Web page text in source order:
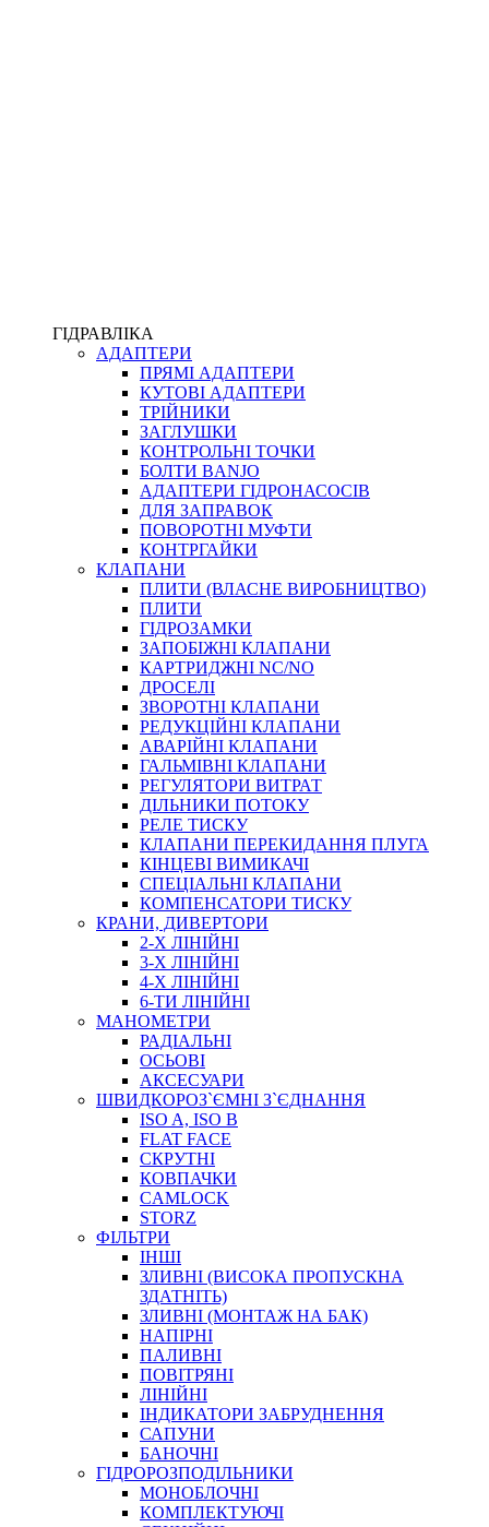
ФІТИНГИ ДІАГНОСТИЧНІ
АКСЕСУАРИ
ТРУБКИ ТА КОМПЛЕКТУЮЧІ
ФІТИНГИ ГІДРАВЛІЧНІ
ФІТИНГИ КОНДИЦІОНЕРНІ
ЗАХИСТ РУКАВІВ
ФІТИНГИ KARCHER
ФІТИНГИ НА ПІДЙОМ КАБІНИ
КОНЕКТОРИ
ХОМУТИ
ЧЕРВ`ЯЧНІ
ПРУЖИННІ
НЕЙЛОНОВІ
ПРОРЕЗИНЕНІ
АВТОТОВАРИ
АВТОХІМІЯ
ДОМКРАТИ
НАБОРИ ЗАПОБІЖНИКІВ, КЛЕМ, АКСЕСУАРІВ
НАСОСИ, КОМПРЕСОРИ, МАНОМЕТРИ
ПАСТА, АНТИСЕПТИК
ІНСТРУМЕНТ
САДОВИЙ ІНВЕНТАР
ЕЛЕКТРИЧНІ ПРИЛАДИ
ПАЛЬНИКИ, ПАЯЛЬНИКИ, ПАЯЛЬНІ ЛАМПИ
ІНСТРУМЕНТИ ДЛЯ ЕЛЕКТРИКА
ЕЛЕКТРОІНСТРУМЕНТИ
ЗАМКИ І КОМПЛЕКТУЮЧІ
ІНСТРУМЕНТИ ДЛЯ ЗВАРЮВАННЯ, АКСЕСУАРИ
ГІДРАВЛІКА
АДАПТЕРИ
ПРЯМІ АДАПТЕРИ
КУТОВІ АДАПТЕРИ
ТРІЙНИКИ
ЗАГЛУШКИ
КОНТРОЛЬНІ ТОЧКИ
БОЛТИ BANJO
АДАПТЕРИ ГІДРОНАСОСІВ
ДЛЯ ЗАПРАВОК
ПОВОРОТНІ МУФТИ
КОНТРГАЙКИ
КЛАПАНИ
ПЛИТИ (ВЛАСНЕ ВИРОБНИЦТВО)
ПЛИТИ
ГІДРОЗАМКИ
ЗАПОБІЖНІ КЛАПАНИ
КАРТРИДЖНІ NC/NO
ДРОСЕЛІ
ЗВОРОТНІ КЛАПАНИ
РЕДУКЦІЙНІ КЛАПАНИ
АВАРІЙНІ КЛАПАНИ
ГАЛЬМІВНІ КЛАПАНИ
РЕГУЛЯТОРИ ВИТРАТ
ДІЛЬНИКИ ПОТОКУ
РЕЛЕ ТИСКУ
КЛАПАНИ ПЕРЕКИДАННЯ ПЛУГА
КІНЦЕВІ ВИМИКАЧІ
СПЕЦІАЛЬНІ КЛАПАНИ
КОМПЕНСАТОРИ ТИСКУ
КРАНИ, ДИВЕРТОРИ
2-Х ЛІНІЙНІ
3-Х ЛІНІЙНІ
4-Х ЛІНІЙНІ
6-ТИ ЛІНІЙНІ
МАНОМЕТРИ
РАДІАЛЬНІ
ОСЬОВІ
АКСЕСУАРИ
ШВИДКОРОЗ`ЄМНІ З`ЄДНАННЯ
ISO A, ISO B
FLAT FACE
СКРУТНІ
КОВПАЧКИ
CAMLOCK
STORZ
ФІЛЬТРИ
ІНШІ
ЗЛИВНІ (ВИСОКА ПРОПУСКНА
ЗДАТНІТЬ)
ЗЛИВНІ (МОНТАЖ НА БАК)
НАПІРНІ
ПАЛИВНІ
ПОВІТРЯНІ
ЛІНІЙНІ
ІНДИКАТОРИ ЗАБРУДНЕННЯ
САПУНИ
БАНОЧНІ
ГІДРОРОЗПОДІЛЬНИКИ
МОНОБЛОЧНІ
КОМПЛЕКТУЮЧІ